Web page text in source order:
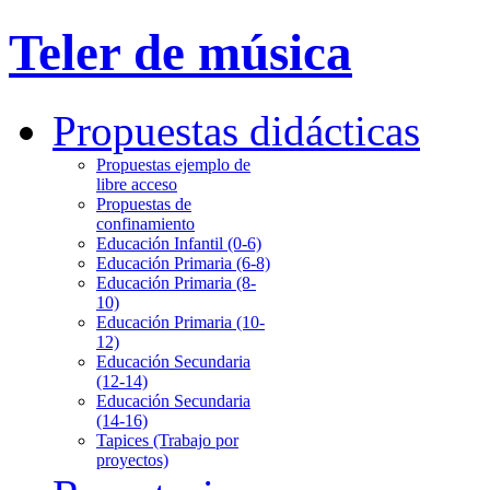
Teler de música
Propuestas didácticas
Propuestas ejemplo de
libre acceso
Propuestas de
confinamiento
Educación Infantil (0-6)
Educación Primaria (6-8)
Educación Primaria (8-
10)
Educación Primaria (10-
12)
Educación Secundaria
(12-14)
Educación Secundaria
(14-16)
Tapices (Trabajo por
proyectos)